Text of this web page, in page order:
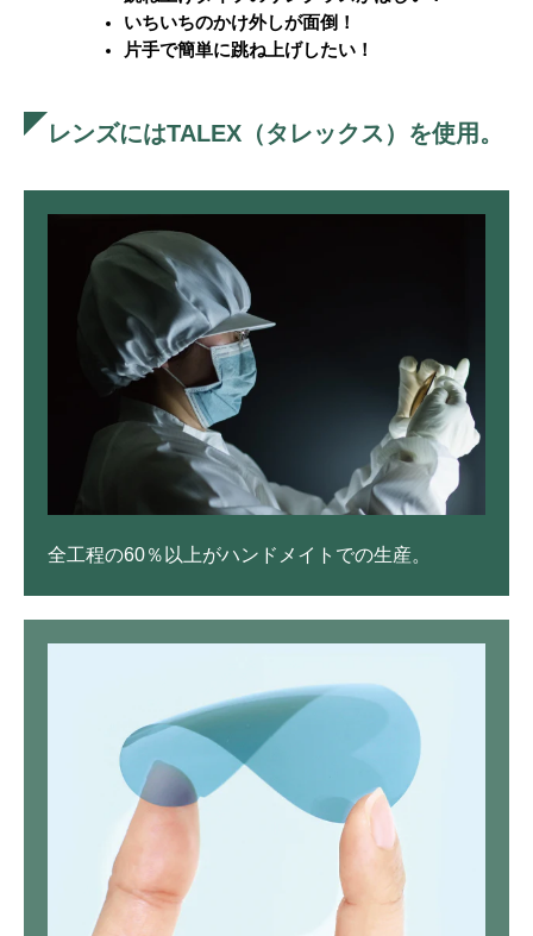
いちいちのかけ外しが面倒！
片手で簡単に跳ね上げしたい！
レンズにはTALEX（タレックス）を使用。
全工程の60％以上がハンドメイトでの生産。